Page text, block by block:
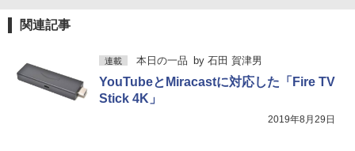
関連記事
連載 本日の一品 by 石田 賀津男
YouTubeとMiracastに対応した「Fire TV
Stick 4K」
2019年8月29日